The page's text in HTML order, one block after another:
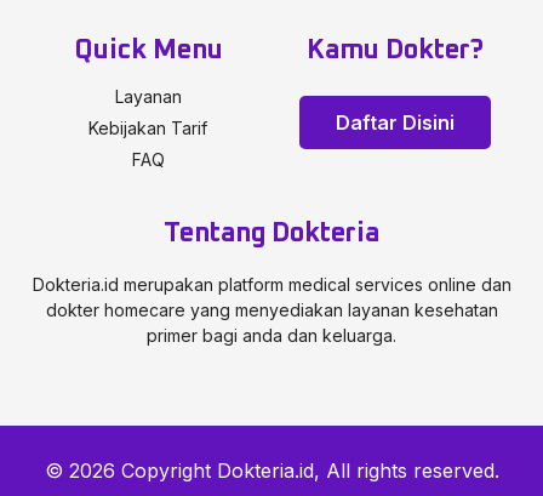
Quick Menu
Layanan
Kebijakan Tarif
FAQ
Kamu Dokter?
Daftar Disini
Tentang Dokteria
Dokteria.id merupakan platform medical services online dan
dokter homecare yang menyediakan layanan kesehatan
primer bagi anda dan keluarga.
© 2026 Copyright Dokteria.id, All rights reserved.